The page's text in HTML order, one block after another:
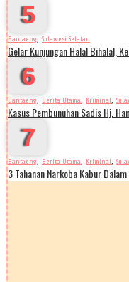
5
Bantaeng, Sulawesi Selatan
Gelar Kunjungan Halal Bihalal,
6
Bantaeng, Berita Utama, Kriminal,
Kasus Pembunuhan Sadis Hj.
7
Bantaeng, Berita Utama, Kriminal,
3 Tahanan Narkoba Kabur